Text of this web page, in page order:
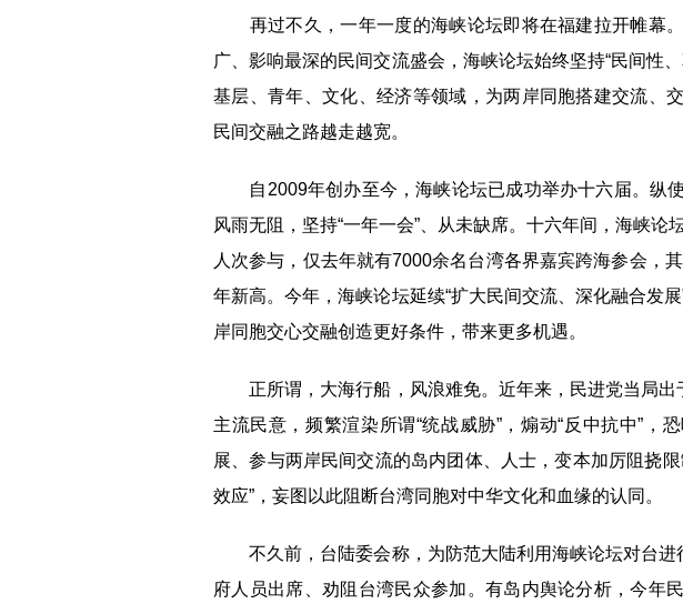
再过不久，一年一度的海峡论坛即将在福建拉开帷幕
广、影响最深的民间交流盛会，海峡论坛始终坚持“民间性
基层、青年、文化、经济等领域，为两岸同胞搭建交流、
民间交融之路越走越宽。
自2009年创办至今，海峡论坛已成功举办十六届。纵
风雨无阻，坚持“一年一会”、从未缺席。十六年间，海峡论
人次参与，仅去年就有7000余名台湾各界嘉宾跨海参会，
年新高。今年，海峡论坛延续“扩大民间交流、深化融合发
岸同胞交心交融创造更好条件，带来更多机遇。
正所谓，大海行船，风浪难免。近年来，民进党当局出
主流民意，频繁渲染所谓“统战威胁”，煽动“反中抗中”，
展、参与两岸民间交流的岛内团体、人士，变本加厉阻挠
效应”，妄图以此阻断台湾同胞对中华文化和血缘的认同。
不久前，台陆委会称，为防范大陆利用海峡论坛对台进
府人员出席、劝阻台湾民众参加。有岛内舆论分析，今年